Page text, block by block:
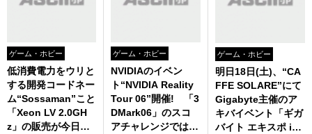
ゲーム・ホビー
低消費電力をウリと
する開発コードネー
ム“Sossaman”こと
「Xeon LV 2.0GH
z」の販売が今日か
ゲーム・ホビー
NVIDIAのイベン
ト“NVIDIA Reality
Tour 06”開催! 「3
DMark06」のスコ
アチャレンジでは
ゲーム・ホビー
明日18日(土)、“CA
FFE SOLARE”にて
Gigabyte主催のア
キバイベント「ギガ
バイト エキスポ in